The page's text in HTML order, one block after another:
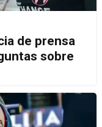
de prensa
sobre